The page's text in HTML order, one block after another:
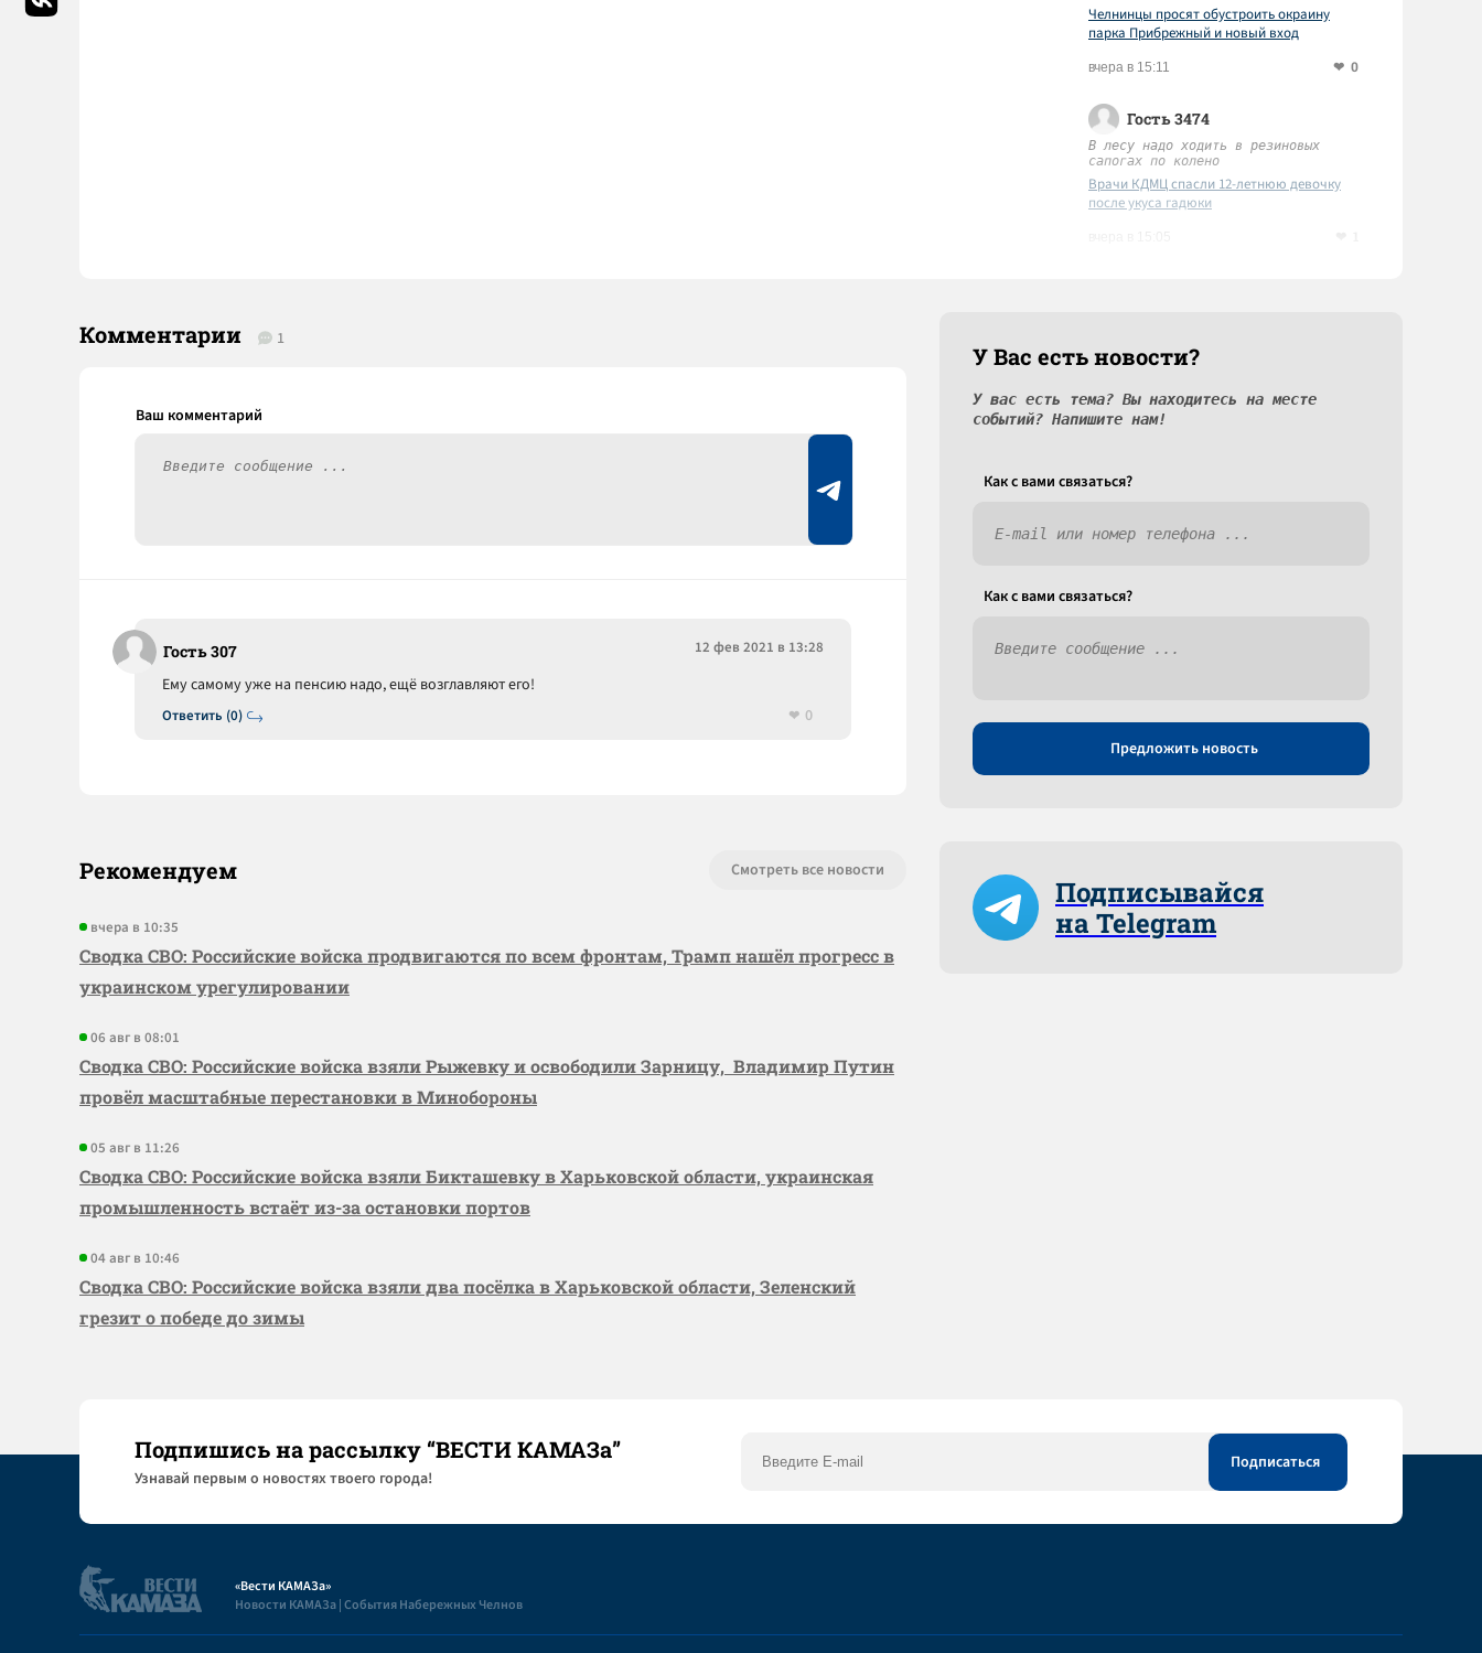
Челнинцы просят обустроить окраину
парка Прибрежный и новый вход
вчера в 15:11 0
Гость 3474
В лесу надо ходить в резиновых
сапогах по колено
Врачи КДМЦ спасли 12-летнюю девочку
после укуса гадюки
Комментарии 1
Гость 307 12 фев 2021 в 13:28
Ответить (0)
Ему самому уже на пенсию надо, ещё возглавляют его!
0
Рекомендуем Смотреть все новости
вчера в 10:35
Сводка СВО: Российские войска продвигаются по всем фронтам, Трамп нашёл прогресс в
украинском урегулировании
06 авг в 08:01
Сводка СВО: Российские войска взяли Рыжевку и освободили Зарницу, Владимир Путин
провёл масштабные перестановки в Минобороны
05 авг в 11:26
Сводка СВО: Российские войска взяли Бикташевку в Харьковской области, украинская
промышленность встаёт из-за остановки портов
04 авг в 10:46
Сводка СВО: Российские войска взяли два посёлка в Харьковской области, Зеленский
грезит о победе до зимы
У Вас есть новости?
У вас есть тема? Вы находитесь на месте
событий? Напишите нам!
Как c вами связаться?
Как c вами связаться?
Предложить новость
Подписывайся
на Telegram
Подпишись на рассылку “ВЕСТИ КАМАЗа”
Узнaвай первым о новостях твоего города!
«Вести КАМАЗа»
Новости КАМАЗа | События Набережных Челнов